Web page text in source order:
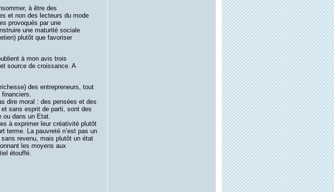
à être des
et non des lecteurs du mode
provoqués par une
une maturité sociale
plutôt que favoriser
à mon avis trois
source de croissance. A
des entrepreneurs, tout
dire moral : des pensées et des
sans esprit de parti, sont des
ou dans un Etat.
à exprimer leur créativité plutôt
terme. La pauvreté n’est pas un
revenu, mais plutôt un état
les moyens aux
étouffé.